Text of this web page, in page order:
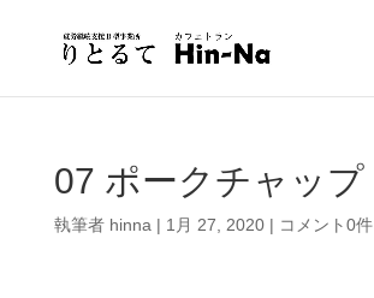
07 ポークチャップ
執筆者 hinna | 1月 27, 2020| コメント0件